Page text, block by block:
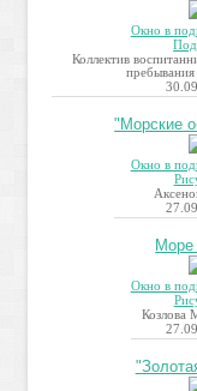
Окно в
Коллектив
"Морские
Окно в
Море
Окно в
Козлова